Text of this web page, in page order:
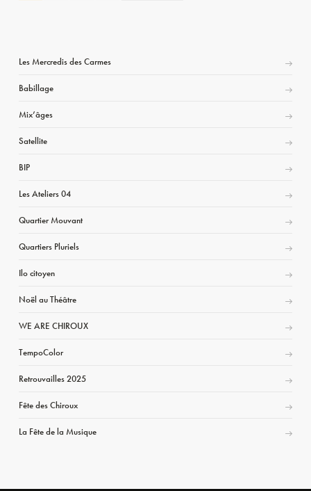
Les Mercredis des Carmes
Babillage
Mix’âges
Satellite
BIP
Les Ateliers 04
Quartier Mouvant
Quartiers Pluriels
Ilo citoyen
Noël au Théâtre
WE ARE CHIROUX
TempoColor
Retrouvailles 2025
Fête des Chiroux
La Fête de la Musique